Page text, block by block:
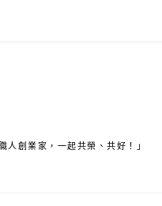
創業家，一起共榮、共好！」